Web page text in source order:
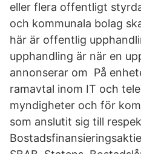
eller flera offentligt
och kommunala bolag
här är offentlig
upphandling är när en
annonserar om På
ramavtal inom IT och
myndigheter och för
som anslutit sig till